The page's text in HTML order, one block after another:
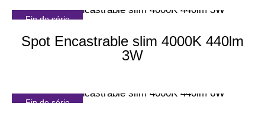
Fin de série
Spot Encastrable slim 4000K 440lm
3W
Fin de série